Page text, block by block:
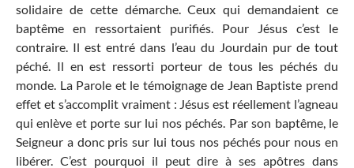
solidaire de cette démarche. Ceux qui demandaient ce
baptême en ressortaient purifiés. Pour Jésus c’est le
contraire. Il est entré dans l’eau du Jourdain pur de tout
péché. Il en est ressorti porteur de tous les péchés du
monde. La Parole et le témoignage de Jean Baptiste prend
effet et s’accomplit vraiment : Jésus est réellement l’agneau
qui enlève et porte sur lui nos péchés. Par son baptême, le
Seigneur a donc pris sur lui tous nos péchés pour nous en
libérer. C’est pourquoi il peut dire à ses apôtres dans